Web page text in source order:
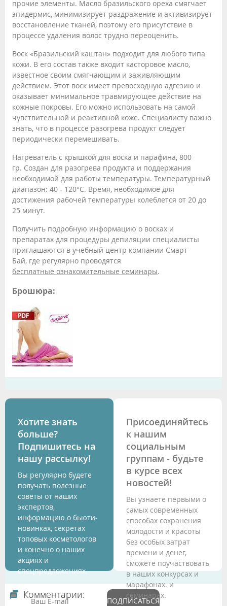
прочие элементы. Масло бразильского ореха смягчает
эпидермис, минимизирует раздражение и активизирует
восстановление тканей, поэтому его присутствие в
процессе удаления волос трудно переоценить.
Воск «Бразильский каштан» подходит для любого типа
кожи. В его состав также входит касторовое масло,
известное своим смягчающим и заживляющим
действием. Этот воск имеет превосходную адгезию и
оказывает минимальное травмирующее действие на
кожные покровы. Его можно использовать на самой
чувствительной и реактивной коже. Специалисту важно
знать, что в процессе разогрева продукт следует
периодически перемешивать.
Нагреватель с крышкой для воска и парафина, 800
гр. Создан для разогрева продукта и поддержания
необходимой для работы температуры. Температурный
диапазон: 40 - 120°С. Время, необходимое для
достижения рабочей температуры колеблется от 20 до
25 минут.
Получить подробную информацию о восках и
препаратах для процедуры депиляции специалисты
приглашаются в учебный центр компании Смарт
Бай, где регулярно проводятся
бесплатные ознакомительные семинары.
Брошюра:
Хотите знать
больше?
Подпишитесь на
нашу рассылку!
Вы регулярно будете
получать полезные
советы от наших
экспертов,
информацию о бьюти-
новинках, секретах
топовых косметологов
и конечно о наших
акциях и
спецпредложениях.
ПОДПИСАТЬСЯ
Присоединяйтесь
к нашим
социальным
группам - будьте
в курсе всех
новостей!
Вы узнаете первыми о
самых современных
способах сохранения
молодости и красоты
без особых затрат
времени и денег,
сможете поучаствовать
в наших конкурсах и
марафонах. и
семинарах.
Комментарии: